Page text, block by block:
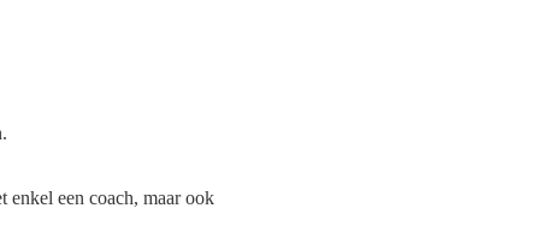
enkel een coach, maar ook